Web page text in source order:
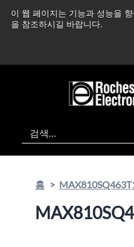
이 웹 페이지는 기능과 성능을
을 참조하시길 바랍니다.
츠
건
검색
홈